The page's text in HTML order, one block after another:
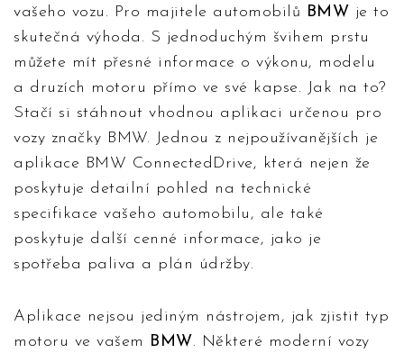
vašeho vozu. Pro majitele automobilů BMW je to
skutečná výhoda. S jednoduchým švihem prstu
můžete mít přesné informace o výkonu, modelu
a druzích motoru přímo ve své kapse. Jak na to?
Stačí si stáhnout vhodnou aplikaci určenou pro
vozy značky BMW. Jednou z nejpoužívanějších je
aplikace BMW ConnectedDrive, která nejen že
poskytuje detailní pohled na technické
specifikace vašeho automobilu, ale také
poskytuje další cenné informace, jako je
spotřeba paliva a plán údržby.
Aplikace nejsou jediným nástrojem, jak zjistit typ
motoru ve vašem BMW. Některé moderní vozy